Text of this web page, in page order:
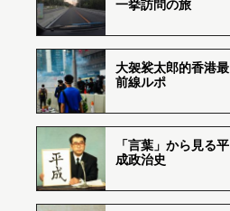
一挙訪問の旅
大袈裟太郎的香港最
前線ルポ
「言葉」から見る平
成政治史